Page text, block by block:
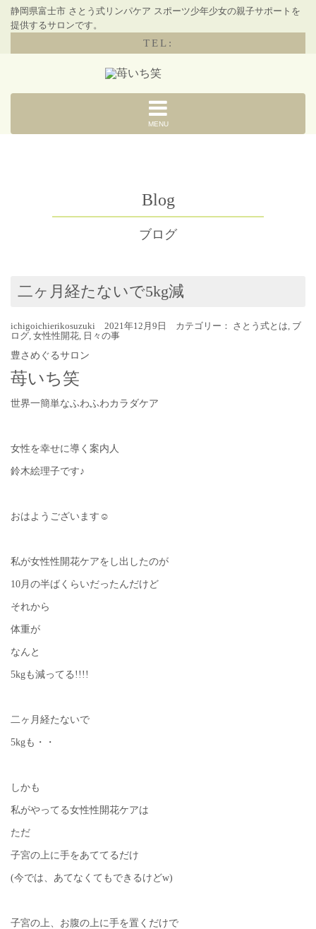
静岡県富士市 さとう式リンパケア スポーツ少年少女の親子サポートを
提供するサロンです。
TEL:
MENU
Blog
ブログ
二ヶ月経たないで5kg減
ichigoichierikosuzuki 2021年12月9日 カテゴリー： さとう式とは, ブ
ログ, 女性性開花, 日々の事
豊さめぐるサロン
苺いち笑
世界一簡単なふわふわカラダケア
女性を幸せに導く案内人
鈴木絵理子です♪
おはようございます☺︎
私が女性性開花ケアをし出したのが
10月の半ばくらいだったんだけど
それから
体重が
なんと
5kgも減ってる!!!!
二ヶ月経たないで
5kgも・・
しかも
私がやってる女性性開花ケアは
ただ
子宮の上に手をあててるだけ
(今では、あてなくてもできるけどw)
子宮の上、お腹の上に手を置くだけで